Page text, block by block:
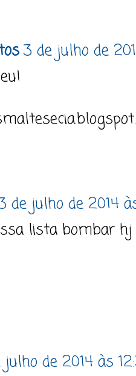
3 de julho de
de julho de 2014
lista bombar
de 2014 às